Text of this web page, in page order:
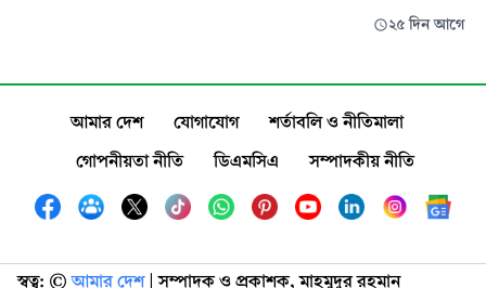
২৫ দিন আগে
আমার দেশ যোগাযোগ
শর্তাবলি ও নীতিমালা
গোপনীয়তা নীতি
ডিএমসিএ সম্পাদকীয় নীতি
স্বত্ব: ©️ আমার দেশ| সম্পাদক ও প্রকাশক, মাহমুদুর রহমান